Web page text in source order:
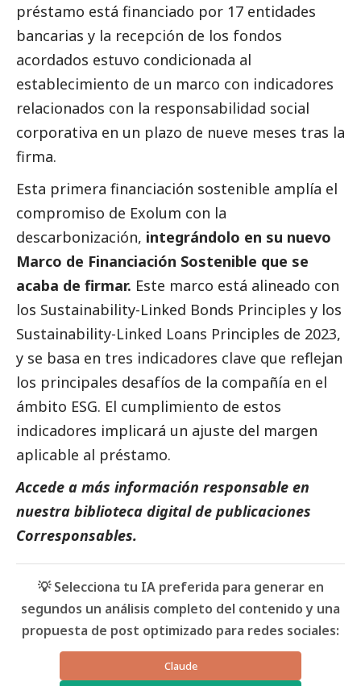
préstamo está financiado por 17 entidades
bancarias y la recepción de los fondos
acordados estuvo condicionada al
establecimiento de un marco con indicadores
relacionados con la responsabilidad social
corporativa en un plazo de nueve meses tras la
firma.
Esta primera financiación sostenible amplía el
compromiso de Exolum con la
descarbonización, integrándolo en su nuevo
Marco de Financiación Sostenible que se
acaba de firmar. Este marco está alineado con
los Sustainability-Linked Bonds Principles y los
Sustainability-Linked Loans Principles de 2023,
y se basa en tres indicadores clave que reflejan
los principales desafíos de la compañía en el
ámbito ESG. El cumplimiento de estos
indicadores implicará un ajuste del margen
aplicable al préstamo.
Accede a más información responsable en
nuestra biblioteca digital de publicaciones
Corresponsables.
💡 Selecciona tu IA preferida para generar en
segundos un análisis completo del contenido y una
propuesta de post optimizado para redes sociales:
Claude